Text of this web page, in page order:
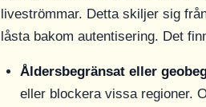
liveströmmar. Detta skiljer sig
låsta bakom autentisering. Det
Åldersbegränsat eller
eller blockera vissa regioner.